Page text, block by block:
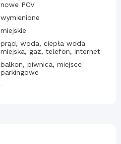
nowe PCV
wymienione
miejskie
prąd, woda, ciepła woda
miejska, gaz, telefon, internet
balkon, piwnica, miejsce
parkingowe
-